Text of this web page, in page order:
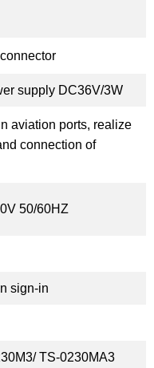
supply DC36V/3W
aviation ports, realize
connection of
50/60HZ
sign-in
TS-0230MA3